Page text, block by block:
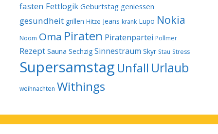
fasten Fettlogik Geburtstag geniessen
gesundheit grillen Hitze Jeans krank Lupo Nokia
Noom Oma Piraten Piratenpartei Pollmer
Rezept Sauna Sechzig Sinnestraum Skyr Stau Stress
Supersamstag Unfall Urlaub
weihnachten Withings